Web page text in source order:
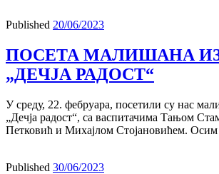
Published 20/06/2023
ПОСЕТА МАЛИШАНА
„ДЕЧЈА РАДОСТ“
У среду, 22. фебруара, посетили су нас
„Дечја радост“, са васпитачима Тањом
Петковић и Михајлом Стојановићем. Осим
Published 30/06/2023